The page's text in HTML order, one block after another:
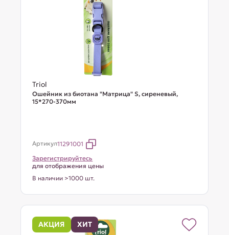
Triol
Ошейник из биотана "Матрица" S, сиреневый,
15*270-370мм
Артикул11291001
Зарегистрируйтесь
для отображения цены
В наличии >1000 шт.
АКЦИЯ ХИТ